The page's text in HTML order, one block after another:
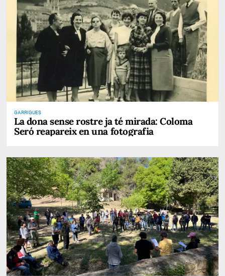
GARRIGUES
La dona sense rostre ja té mirada: Coloma
Seró reapareix en una fotografia